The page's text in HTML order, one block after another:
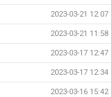
2023-03-21 12:07
2023-03-21 11:58
2023-03-17 12:47
2023-03-17 12:34
2023-03-16 15:42